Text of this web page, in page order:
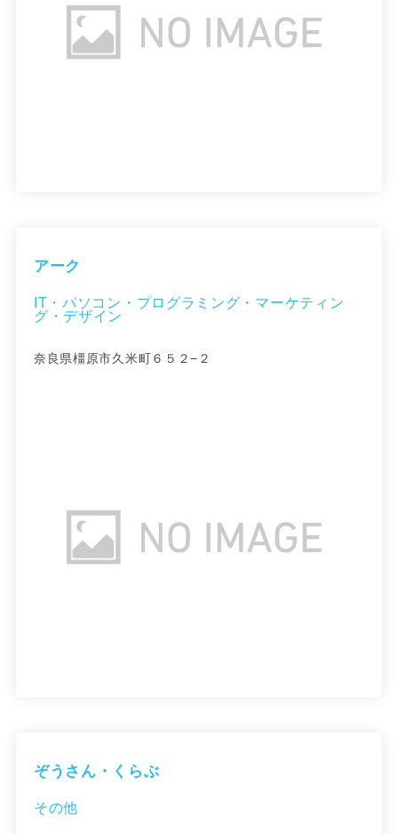
アーク
IT・パソコン・プログラミング・マーケティン
グ・デザイン
奈良県橿原市久米町６５２−２
ぞうさん・くらぶ
その他